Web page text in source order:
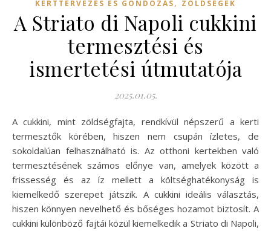
KERTTERVEZÉS ÉS GONDOZÁS ZÖLDSÉGEK
A Striato di Napoli cukkini
termesztési és
ismertetési útmutatója
2025.01.05.
A cukkini, mint zöldségfajta, rendkívül népszerű a kerti
termesztők körében, hiszen nem csupán ízletes, de
sokoldalúan felhasználható is. Az otthoni kertekben való
termesztésének számos előnye van, amelyek között a
frissesség és az íz mellett a költséghatékonyság is
kiemelkedő szerepet játszik. A cukkini ideális választás,
hiszen könnyen nevelhető és bőséges hozamot biztosít. A
cukkini különböző fajtái közül kiemelkedik a Striato di Napoli,